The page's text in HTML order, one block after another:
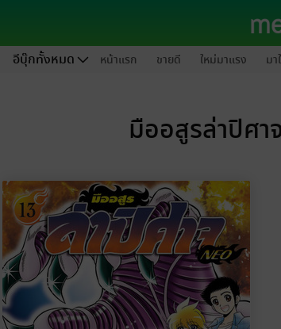
อีบุ๊กทั้งหมด หน้าแรก ขายดี ใหม่มาแรง มา
มืออสูรล่าปิศา